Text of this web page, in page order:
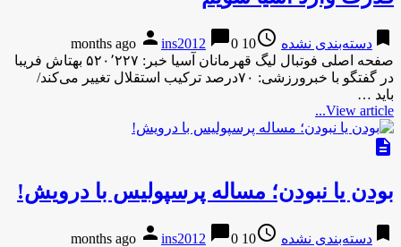
bookmark دسته‌بندی نشده access_time
10 months ago
person ins2012 chat_bubble0
صفحه اصلی فوتبال لیگ قهرمانان آسیا خبر: ۵۲۰٬۲۲۷ بهتاش فریبا
در گفتگو با خبرورزشی: ۷۰درصد ترکیب استقلال تغییر می‌کند/
باید …
View article...
description
بودن یا نبودن؛ مساله پرسپولیس با درویش!
bookmark دسته‌بندی نشده access_time
10 months ago
person ins2012 chat_bubble0